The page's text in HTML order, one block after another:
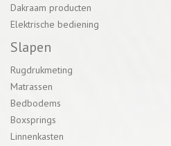
Dakraam producten
Elektrische bediening
Slapen
Rugdrukmeting
Matrassen
Bedbodems
Boxsprings
Linnenkasten